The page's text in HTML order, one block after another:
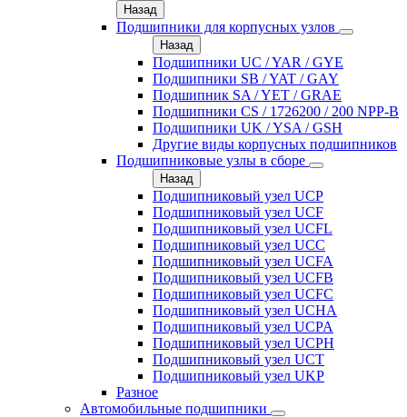
Назад
Подшипники для корпусных узлов
Назад
Подшипники UC / YAR / GYE
Подшипники SB / YAT / GAY
Подшипник SA / YET / GRAE
Подшипники CS / 1726200 / 200 NPP-B
Подшипники UK / YSA / GSH
Другие виды корпусных подшипников
Подшипниковые узлы в сборе
Назад
Подшипниковый узел UCP
Подшипниковый узел UCF
Подшипниковый узел UCFL
Подшипниковый узел UCC
Подшипниковый узел UCFA
Подшипниковый узел UCFB
Подшипниковый узел UCFC
Подшипниковый узел UCHA
Подшипниковый узел UCPA
Подшипниковый узел UCPH
Подшипниковый узел UCT
Подшипниковый узел UKP
Разное
Автомобильные подшипники